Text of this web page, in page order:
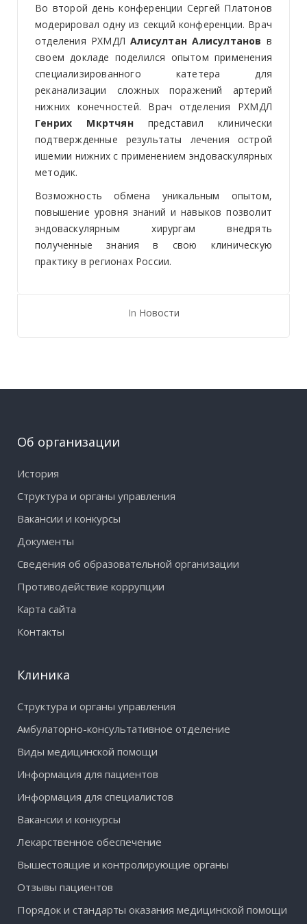
Во второй день конференции Сергей Платонов
модерировал одну из секций конференции. Врач
отделения РХМДЛАлисултан Алисултанов в
своем докладе поделился опытом применения
специализированного катетера для
реканализации сложных поражений артерий
нижних конечностей. Врач отделения РХМДЛ
Генрих Мкртчянпредставил клинически
подтвержденные результаты лечения острой
ишемии нижних с применением эндоваскулярных
методик.
Возможность обмена уникальным опытом,
повышение уровня знаний и навыков позволит
эндоваскулярным хирургам внедрять
полученные знания в свою клиническую
практику в регионах России.
In Новости
Об организации
История
Структура и органы управления
Вакансии и конкурсы
Документы
Сведения об образовательной организации
Противодействие коррупции
Карта сайта
Контакты
Клиника
Структура и органы управления
Амбулаторно-консультативное отделение
Виды медицинской помощи
Информация для пациентов
Информация для специалистов
Вакансии и конкурсы
Лекарственное обеспечение
Вышестоящие и контролирующие органы
Отзывы пациентов
Порядок и стандарты оказания медицинской помощи